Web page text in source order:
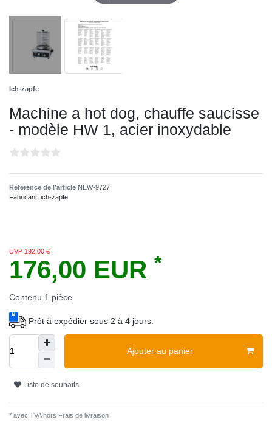
Ich-zapfe
Machine a hot dog, chauffe saucisse
- modèle HW 1, acier inoxydable
Référence de l’article NEW-9727
Fabricant: ich-zapfe
UVP 192,00 €
176,00 EUR *
Contenu 1 pièce
Prêt à expédier sous 2 à 4 jours.
Ajouter au panier
Liste de souhaits
* avec TVA hors Frais de livraison